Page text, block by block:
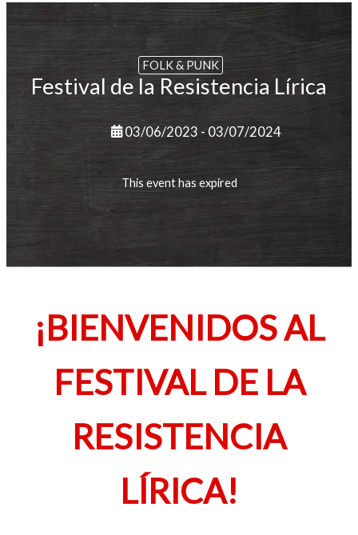
FOLK & PUNK
Festival de la Resistencia Lírica
03/06/2023 - 03/07/2024
This event has expired
¡BIENVENIDOS AL
FESTIVAL DE LA
RESISTENCIA
LÍRICA!